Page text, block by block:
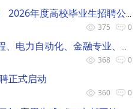
0
375
0
368
正式启动
0
360